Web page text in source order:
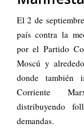
El 2 de
país contra la
por el Partido
Moscú y
donde también
Corriente
distribuyendo
demandas.